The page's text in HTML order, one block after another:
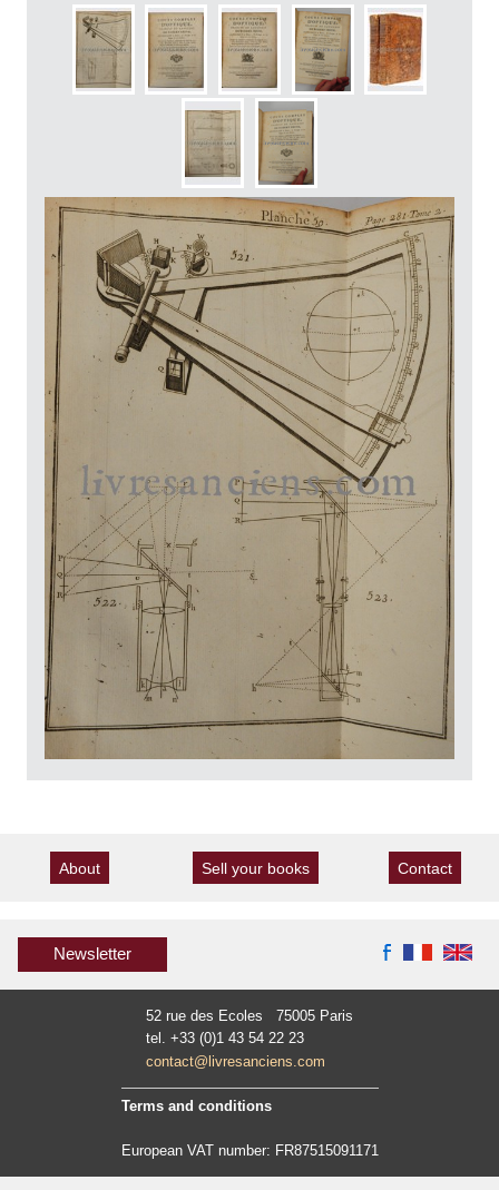
About Sell your books Contact
Newsletter
52 rue des Ecoles 75005 Paris
tel. +33 (0)1 43 54 22 23
contact@livresanciens.com
Terms and conditions
European VAT number: FR87515091171